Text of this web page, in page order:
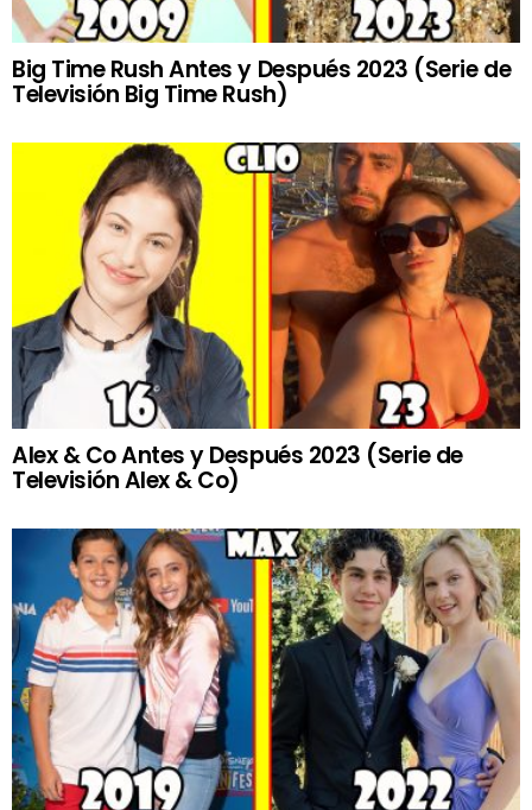
Big Time Rush Antes y Después 2023 (Serie de
Televisión Big Time Rush)
Alex & Co Antes y Después 2023 (Serie de
Televisión Alex & Co)